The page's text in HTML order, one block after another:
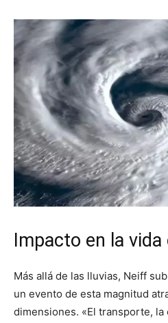
Impacto en la
Más allá de las lluvias, Neiff
un evento de esta magnitud
dimensiones. «El transporte, la